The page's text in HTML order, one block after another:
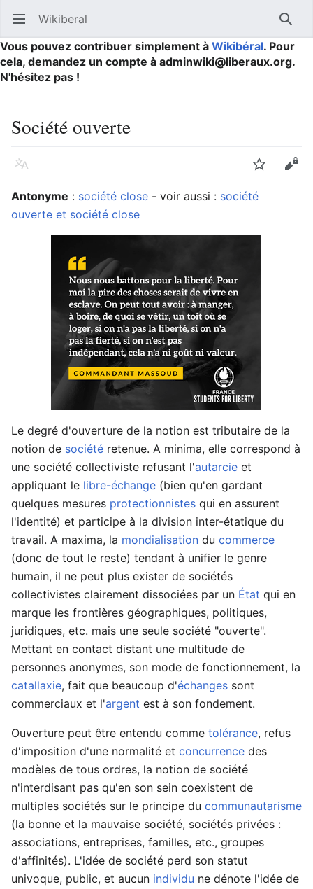
Ouvrir le menu principal Wikiberal
Vous pouvez contribuer simplement à Wikibéral. Pour
cela, demandez un compte à adminwiki@liberaux.org.
N'hésitez pas !
Société ouverte
Langue Suivre
Antonyme : société close - voir aussi : société
ouverte et société close
Le degré d'ouverture de la notion est tributaire de la
notion de société retenue. A minima, elle correspond à
une société collectiviste refusant l'autarcie et
appliquant le libre-échange (bien qu'en gardant
quelques mesures protectionnistes qui en assurent
l'identité) et participe à la division inter-étatique du
travail. A maxima, la mondialisation du commerce
(donc de tout le reste) tendant à unifier le genre
humain, il ne peut plus exister de sociétés
collectivistes clairement dissociées par un État qui en
marque les frontières géographiques, politiques,
juridiques, etc. mais une seule société "ouverte".
Mettant en contact distant une multitude de
personnes anonymes, son mode de fonctionnement, la
catallaxie, fait que beaucoup d'échanges sont
commerciaux et l'argent est à son fondement.
Ouverture peut être entendu comme tolérance, refus
d'imposition d'une normalité et concurrence des
modèles de tous ordres, la notion de société
n'interdisant pas qu'en son sein coexistent de
multiples sociétés sur le principe du communautarisme
(la bonne et la mauvaise société, sociétés privées :
associations, entreprises, familles, etc., groupes
d'affinités). L'idée de société perd son statut
univoque, public, et aucun individu ne dénote l'idée de